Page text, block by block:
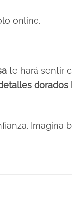
online.
te hará sentir
dorados
Imagina